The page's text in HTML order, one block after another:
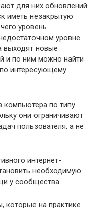
для них обновлений.
иметь незакрытую
уровень
уровне.
выходят новые
и по ним можно найти
интересующему
компьютера по типу
они ограничивают
пользователя, а не
интернет-
необходимую
у сообщества.
которые на практике